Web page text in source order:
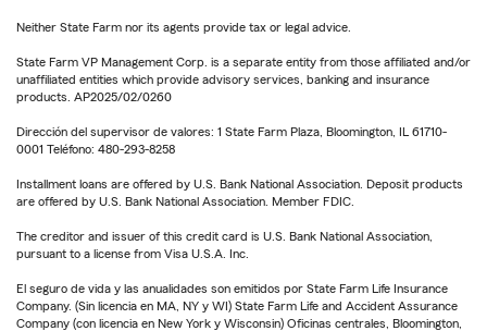
Neither State Farm nor its agents provide tax or legal advice.
State Farm VP Management Corp. is a separate entity from those affiliated and/or
unaffiliated entities which provide advisory services, banking and insurance
products. AP2025/02/0260
Dirección del supervisor de valores: 1 State Farm Plaza, Bloomington, IL 61710-
0001 Teléfono: 480-293-8258
Installment loans are offered by U.S. Bank National Association. Deposit products
are offered by U.S. Bank National Association. Member FDIC.
The creditor and issuer of this credit card is U.S. Bank National Association,
pursuant to a license from Visa U.S.A. Inc.
El seguro de vida y las anualidades son emitidos por State Farm Life Insurance
Company. (Sin licencia en MA, NY y WI) State Farm Life and Accident Assurance
Company (con licencia en New York y Wisconsin) Oficinas centrales, Bloomington,